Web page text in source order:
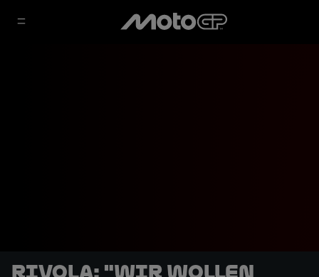
Rivola: "Wir wollen